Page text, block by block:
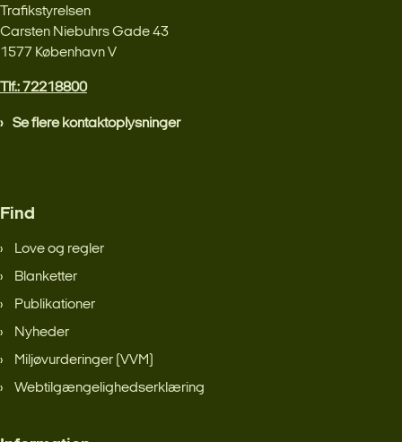
Trafikstyrelsen
Carsten Niebuhrs Gade 43
1577 København V
Tlf.: 72218800
Se flere kontaktoplysninger
Find
Love og regler
Blanketter
Publikationer
Nyheder
Miljøvurderinger (VVM)
Webtilgængelighedserklæring